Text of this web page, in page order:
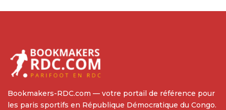
Bookmakers-RDC.com — votre portail de référence pour
les paris sportifs en République Démocratique du Congo.